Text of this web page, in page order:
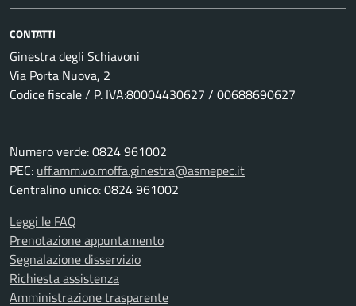
CONTATTI
Ginestra degli Schiavoni
Via Porta Nuova, 2
Codice fiscale / P. IVA:80004430627 / 00688690627
Numero verde: 0824 961002
PEC: uff.amm.vo.moffa.ginestra@asmepec.it
Centralino unico: 0824 961002
Leggi le FAQ
Prenotazione appuntamento
Segnalazione disservizio
Richiesta assistenza
Amministrazione trasparente